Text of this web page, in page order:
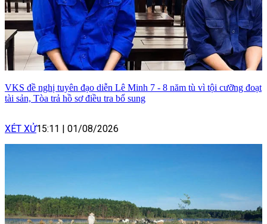
VKS đề nghị tuyên đạo diễn Lê Minh 7 - 8 năm tù vì tội cưỡng đoạt
tài sản, Tòa trả hồ sơ điều tra bổ sung
XÉT XỬ15:11 | 01/08/2026